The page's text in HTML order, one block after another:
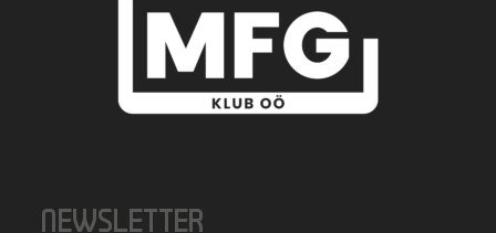
NEWSLETTER